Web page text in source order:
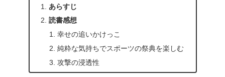
あらすじ
読書感想
幸せの追いかけっこ
純粋な気持ちでスポーツの祭典を楽しむ
攻撃の浸透性